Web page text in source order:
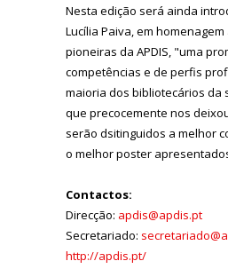
Nesta edição será ainda
Lucília Paiva, em
pioneiras da APDIS, "uma
competências e de perfis
maioria dos bibliotecários da
que precocemente nos
serão dsitinguidos a melhor
o melhor poster
Contactos:
Direcção: apdis@apdis.pt
Secretariado:
http://apdis.pt/